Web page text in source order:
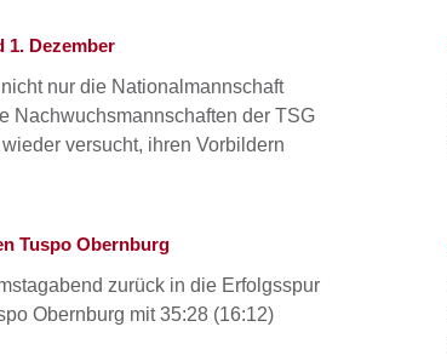
1. Dezember
nur die Nationalmannschaft
Nachwuchsmannschaften der TSG
versucht, ihren Vorbildern
Tuspo Obernburg
zurück in die Erfolgsspur
Obernburg mit 35:28 (16:12)